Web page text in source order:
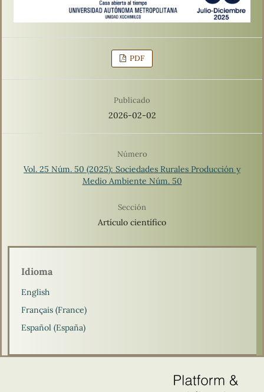
PDF
Publicado
2026-02-02
Número
Vol. 25 Núm. 50 (2025): Sociedades Rurales Producción y
Medio Ambiente Núm. 50
Sección
Artículo científico
Idioma
English
Français (France)
Español (España)